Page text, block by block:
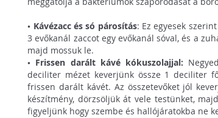
• Kávézacc és só párosítás: Ez egyesek
3 evőkanál zaccot egy evőkanál sóval, és a
majd mossuk le.
• Frissen darált kávé kókuszolajjal:
deciliter mézet keverjünk össze 1 deciliter
frissen darált kávét. Az összetevőket jól
készítmény, dörzsöljük át vele testünket,
figyeljünk hogy szembe és hallójáratokba ne